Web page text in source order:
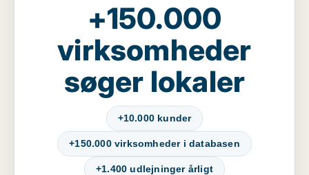
+150.000
virksomheder
søger lokaler
+10.000 kunder
+150.000 virksomheder i databasen
+1.400 udlejninger årligt